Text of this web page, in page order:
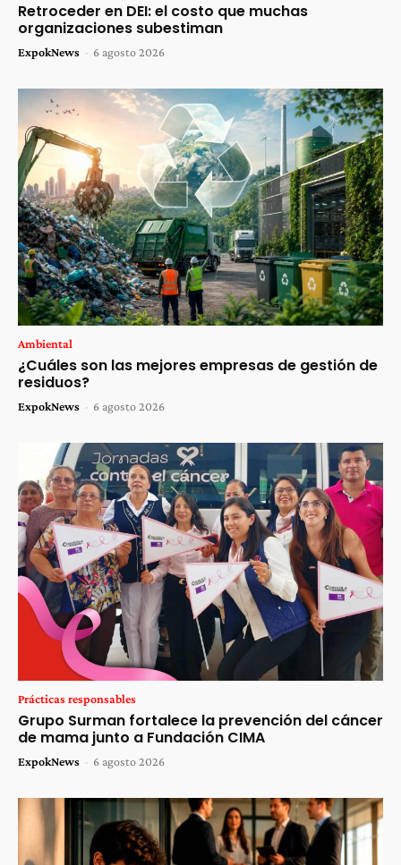
Retroceder en DEI: el costo que muchas
organizaciones subestiman
ExpokNews - 6 agosto 2026
Ambiental
¿Cuáles son las mejores empresas de gestión de
residuos?
ExpokNews - 6 agosto 2026
Prácticas responsables
Grupo Surman fortalece la prevención del cáncer
de mama junto a Fundación CIMA
ExpokNews - 6 agosto 2026